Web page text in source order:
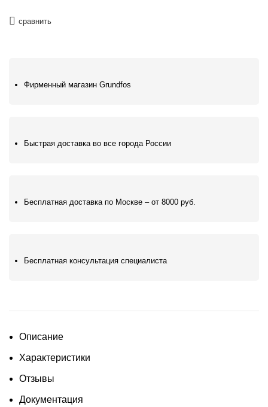
сравнить
Фирменный магазин Grundfos
Быстрая доставка во все города России
Бесплатная доставка по Москве – от 8000 руб.
Бесплатная консультация специалиста
Описание
Характеристики
Отзывы
Документация